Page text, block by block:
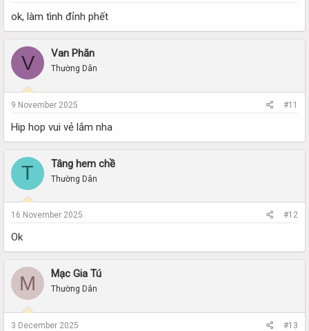
ok, làm tình đỉnh phết
V Van Phăn
Thường Dân
9 November 2025 #11
Hip hop vui vẻ lắm nha
T Tâng hem chề
Thường Dân
16 November 2025 #12
Ok
M Mạc Gia Tú
Thường Dân
3 December 2025 #13